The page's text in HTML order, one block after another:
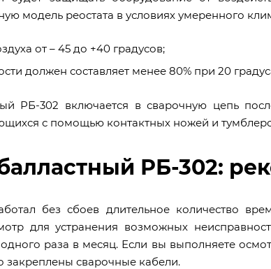
модель реостата в условиях умеренного
от – 45 до +40 градусов;
должен составляет менее 80% при 20
РБ-302 включается в сварочную цепь
с помощью контактных ножей и
РБ-302:
без сбоев длительное количество
для устранения возможных
раза в месяц. Если вы выполняете
закреплены сварочные кабели.